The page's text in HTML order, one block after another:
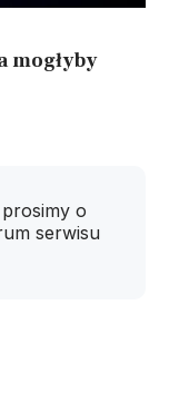
mogłyby
o
serwisu